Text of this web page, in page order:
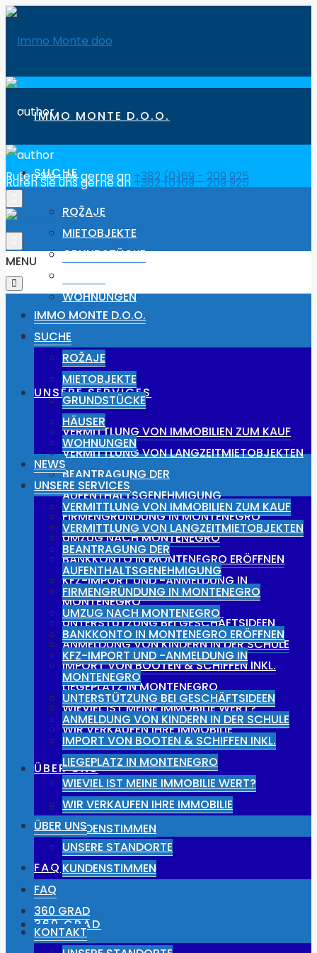
Rufen Sie uns gerne an+382 (0)69 - 209 925
IMMO MONTE D.O.O.
SUCHE
ROŽAJE
MIETOBJEKTE
GRUNDSTÜCKE
WOHNUNGEN
NEWS
UNSERE SERVICES
VERMITTLUNG VON IMMOBILIEN ZUM KAUF
VERMITTLUNG VON LANGZEITMIETOBJEKTEN
BEANTRAGUNG DER
AUFENTHALTSGENEHMIGUNG
FIRMENGRÜNDUNG IN MONTENEGRO
UMZUG NACH MONTENEGRO
BANKKONTO IN MONTENEGRO ERÖFFNEN
KFZ-IMPORT UND -ANMELDUNG IN
MONTENEGRO
UNTERSTÜTZUNG BEI GESCHÄFTSIDEEN
ANMELDUNG VON KINDERN IN DER SCHULE
IMPORT VON BOOTEN & SCHIFFEN INKL.
LIEGEPLATZ IN MONTENEGRO
WIEVIEL IST MEINE IMMOBILIE WERT?
WIR VERKAUFEN IHRE IMMOBILIE
ÜBER UNS
UNSERE STANDORTE
KUNDENSTIMMEN
FAQ
360 GRAD
Rufen Sie uns gerne an +382 (0)69 - 209 925
MENU
IMMO MONTE D.O.O.
SUCHE
ROŽAJE
MIETOBJEKTE
GRUNDSTÜCKE
HÄUSER
WOHNUNGEN
NEWS
UNSERE SERVICES
VERMITTLUNG VON IMMOBILIEN ZUM KAUF
VERMITTLUNG VON LANGZEITMIETOBJEKTEN
BEANTRAGUNG DER
AUFENTHALTSGENEHMIGUNG
FIRMENGRÜNDUNG IN MONTENEGRO
UMZUG NACH MONTENEGRO
BANKKONTO IN MONTENEGRO ERÖFFNEN
KFZ-IMPORT UND -ANMELDUNG IN
MONTENEGRO
UNTERSTÜTZUNG BEI GESCHÄFTSIDEEN
ANMELDUNG VON KINDERN IN DER SCHULE
IMPORT VON BOOTEN & SCHIFFEN INKL.
LIEGEPLATZ IN MONTENEGRO
WIEVIEL IST MEINE IMMOBILIE WERT?
WIR VERKAUFEN IHRE IMMOBILIE
ÜBER UNS
UNSERE STANDORTE
KUNDENSTIMMEN
FAQ
360 GRAD
KONTAKT